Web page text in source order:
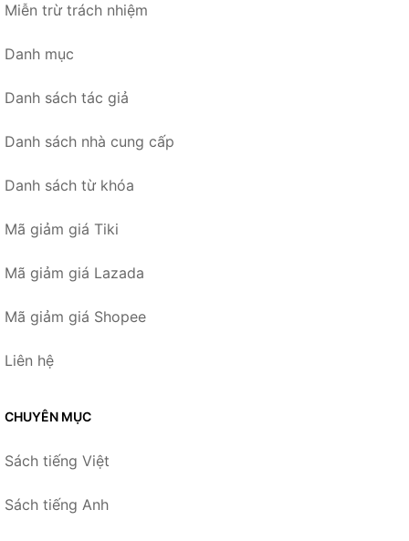
Miễn trừ trách nhiệm
Danh mục
Danh sách tác giả
Danh sách nhà cung cấp
Danh sách từ khóa
Mã giảm giá Tiki
Mã giảm giá Lazada
Mã giảm giá Shopee
Liên hệ
CHUYÊN MỤC
Sách tiếng Việt
Sách tiếng Anh